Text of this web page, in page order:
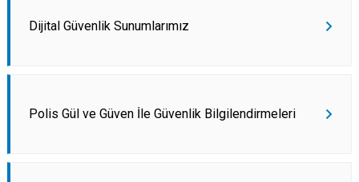
Dijital Güvenlik Sunumlarımız
Polis Gül ve Güven İle Güvenlik Bilgilendirmeleri